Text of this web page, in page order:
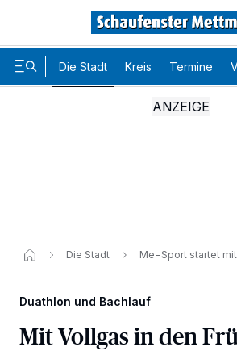
Die Stadt Kreis Termine
Die Stadt Me-Sport startet
Duathlon und Bachlauf
Mit Vollgas in den